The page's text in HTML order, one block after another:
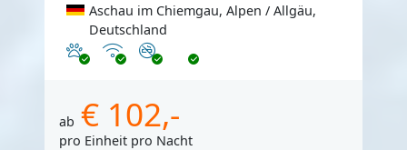
Aschau im Chiemgau, Alpen / Allgäu,
Deutschland
Haustiere erlaubt
InternetNichtraucher
ab € 102,-
pro Einheit pro Nacht